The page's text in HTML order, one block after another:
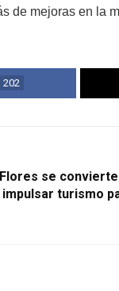
de mejoras en la
202
se
turismo